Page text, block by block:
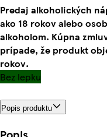
Predaj alkoholických
ako 18 rokov alebo
alkoholom. Kúpna
prípade, že produkt
rokov.
Bez lepku
Popis produktu